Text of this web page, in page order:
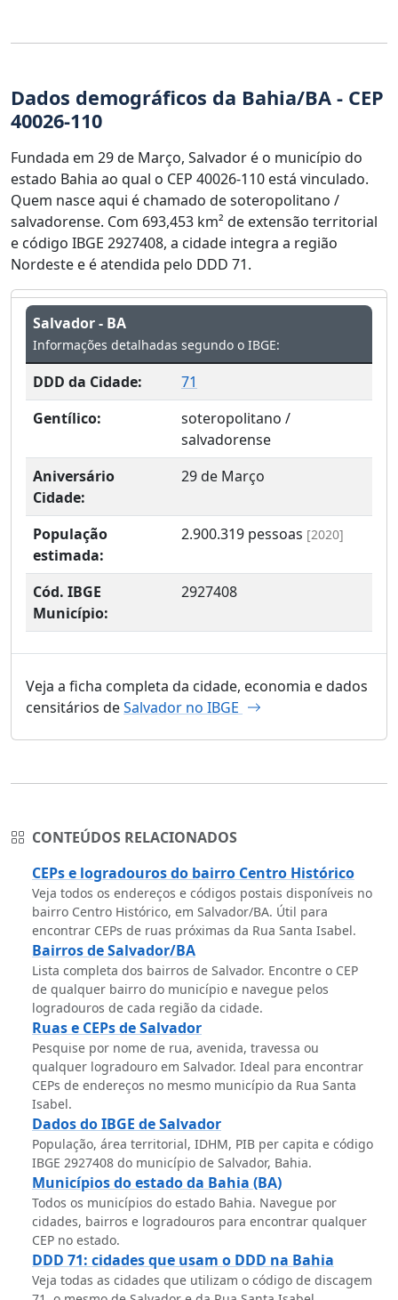
Dados demográficos da Bahia/BA - CEP
40026-110
Fundada em 29 de Março, Salvador é o município do
estado Bahia ao qual o CEP 40026-110 está vinculado.
Quem nasce aqui é chamado de soteropolitano /
salvadorense. Com 693,453 km² de extensão territorial
e código IBGE 2927408, a cidade integra a região
Nordeste e é atendida pelo DDD 71.
Salvador - BA
Informações detalhadas segundo o IBGE:
DDD da Cidade:
71
Gentílico:
soteropolitano /
salvadorense
Aniversário
Cidade:
29 de Março
População
estimada:
2.900.319 pessoas [2020]
Cód. IBGE
Município:
2927408
Veja a ficha completa da cidade, economia e dados
censitários deSalvador no IBGE
CONTEÚDOS RELACIONADOS
CEPs e logradouros do bairro Centro Histórico
Veja todos os endereços e códigos postais disponíveis no
bairro Centro Histórico, em Salvador/BA. Útil para
encontrar CEPs de ruas próximas da Rua Santa Isabel.
Bairros de Salvador/BA
Lista completa dos bairros de Salvador. Encontre o CEP
de qualquer bairro do município e navegue pelos
logradouros de cada região da cidade.
Ruas e CEPs de Salvador
Pesquise por nome de rua, avenida, travessa ou
qualquer logradouro em Salvador. Ideal para encontrar
CEPs de endereços no mesmo município da Rua Santa
Isabel.
Dados do IBGE de Salvador
População, área territorial, IDHM, PIB per capita e código
IBGE 2927408 do município de Salvador, Bahia.
Municípios do estado da Bahia (BA)
Todos os municípios do estado Bahia. Navegue por
cidades, bairros e logradouros para encontrar qualquer
CEP no estado.
DDD 71: cidades que usam o DDD na Bahia
Veja todas as cidades que utilizam o código de discagem